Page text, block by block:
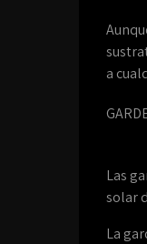
a
Las
solar
La